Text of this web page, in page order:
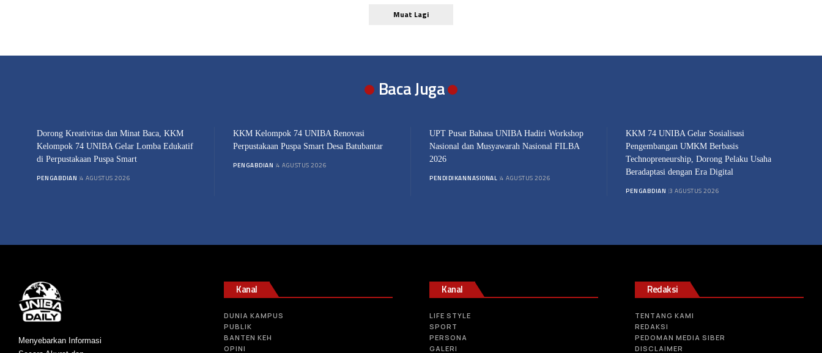
Muat Lagi
Baca Juga
Dorong Kreativitas dan Minat Baca, KKM
Kelompok 74 UNIBA Gelar Lomba Edukatif
di Perpustakaan Puspa Smart
PENGABDIAN 4 AGUSTUS 2026
KKM Kelompok 74 UNIBA Renovasi
Perpustakaan Puspa Smart Desa Batubantar
PENGABDIAN 4 AGUSTUS 2026
UPT Pusat Bahasa UNIBA Hadiri Workshop
Nasional dan Musyawarah Nasional FILBA
2026
PENDIDIKANNASIONAL 4 AGUSTUS 2026
KKM 74 UNIBA Gelar Sosialisasi
Pengembangan UMKM Berbasis
Technopreneurship, Dorong Pelaku Usaha
Beradaptasi dengan Era Digital
PENGABDIAN 3 AGUSTUS 2026
Menyebarkan Informasi
Kanal
DUNIA KAMPUS
PUBLIK
BANTEN KEH
OPINI
Kanal
LIFE STYLE
SPORT
PERSONA
GALERI
Redaksi
TENTANG KAMI
REDAKSI
PEDOMAN MEDIA SIBER
DISCLAIMER